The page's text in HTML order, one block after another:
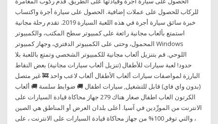
للركاب للحصول على عملات إضافية. الحصول على سيارة أجرة واكتساب
خبرة سائق سيارة أجرة في هذه اللعبة السيارة 2019. تقدم رحلة مجانية
استمتع بألعاب مجانية رائعة على كمبيوتر سطح المكتب، والكمبيوتر
المحمول، وحتى على الكمبيوتر الدفتري، وجهاز كمبيوتر Windows
اللوحي. قم بتنزيل ألعاب مجانية للكمبيوتر الشخصي وتمتع باللعبة بلا
حدود! لعبة سيارات للأطفال (تنزيل ألعاب سيارات مجانية) بعض النقاط
البارزة لمواصفات سيارات ألعاب الأطفال ألعاب لاعب واحد 🚒 غير متصل
(بدون واي فاي) قابل للتشغيل, سيارات اطفال 🚚 ضوابط سلسة 🚚 ألعاب
الكرتون العاب اطفال صغار هناك 279 جهاز محاكاة قيادة السيارات على
الانترنت من المورِّدين في آسيا. أعلى بلدان العرض أو المناطق هي الصين
، والتي توفر 100% من جهاز محاكاة قيادة السيارات على الانترنت ، على